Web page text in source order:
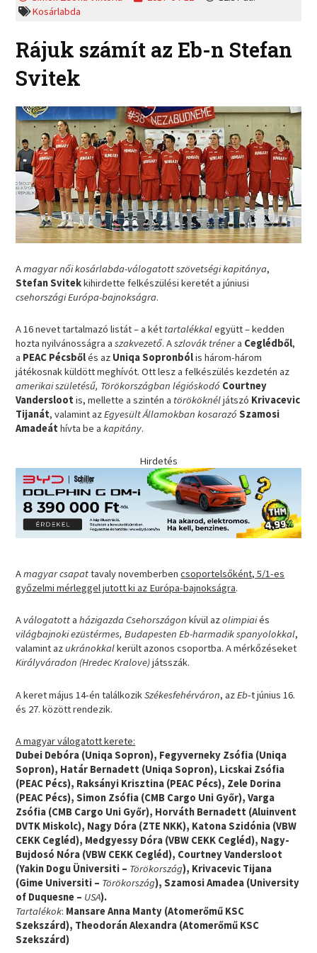
Kosárlabda
Rájuk számít az Eb-n Stefan
Svitek
Amagyar női kosárlabda-válogatott szövetségi kapitánya,
Stefan Svitekkihirdette felkészülési keretét a júniusi
csehországi Európa-bajnokságra.
A 16 nevet tartalmazó listát – a két tartalékkalegyütt – kedden
hozta nyilvánosságra aszakvezető. Aszlovák trénera Ceglédből,
a PEAC Pécsbőlés az Uniqa Sopronbólis három-három
játékosnak küldött meghívót. Ott lesz a felkészülés kezdetén az
amerikai születésű, Törökországban légióskodó Courtney
Vandersloot is, mellette a szintén a törököknéljátszó Krivacevic
Tijanát, valamint azEgyesült Államokban kosarazó Szamosi
Amadeát hívta be akapitány.
Hirdetés
Amagyar csapattavaly novemberbencsoportelsőként, 5/1-es
győzelmi mérleggel jutott ki az Európa-bajnokságra.
A válogatottaházigazda Csehországon kívül azolimpiaiés
világbajnoki ezüstérmes, Budapesten Eb-harmadik spanyolokkal,
valamint azukránokkalkerült azonos csoportba. A mérkőzéseket
Királyváradon (Hredec Kralove)játsszák.
A keret május 14-én találkozikSzékesfehérváron, azEb-t június 16.
és 27. között rendezik.
A magyar válogatott kerete:
Dubei Debóra (Uniqa Sopron), Fegyverneky Zsófia (Uniqa
Sopron), Határ Bernadett (Uniqa Sopron), Licskai Zsófia
(PEAC Pécs), Raksányi Krisztina (PEAC Pécs), Zele Dorina
(PEAC Pécs), Simon Zsófia (CMB Cargo Uni Győr), Varga
Zsófia (CMB Cargo Uni Győr), Horváth Bernadett (Aluinvent
DVTK Miskolc), Nagy Dóra (ZTE NKK), Katona Szidónia (VBW
CEKK Cegléd), Medgyessy Dóra (VBW CEKK Cegléd), Nagy-
Bujdosó Nóra (VBW CEKK Cegléd), Courtney Vandersloot
(Yakin Dogu Üniversiti – Törökország), Krivacevic Tijana
(Gime Universiti – Törökország), Szamosi Amadea (University
of Duquesne – USA).
Tartalékok: Mansare Anna Manty (Atomerőmű KSC
Szekszárd), Theodorán Alexandra (Atomerőmű KSC
Szekszárd)